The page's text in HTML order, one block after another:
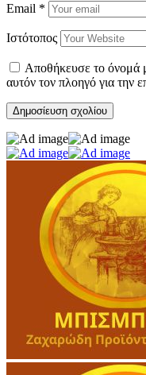
Email *
Ιστότοπος
Αποθήκευσε το όνομά
αυτόν τον πλοηγό για την